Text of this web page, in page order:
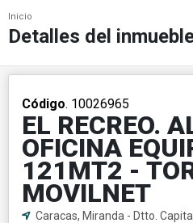
Inicio
Detalles del
Código. 10026965
EL RECREO.
OFICINA
121MT2 -
MOVILNET
Caracas, Miranda - Dtto.